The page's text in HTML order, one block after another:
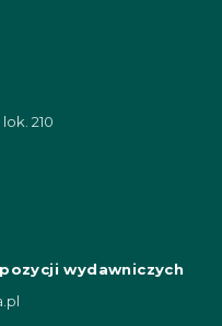
210
wydawniczych